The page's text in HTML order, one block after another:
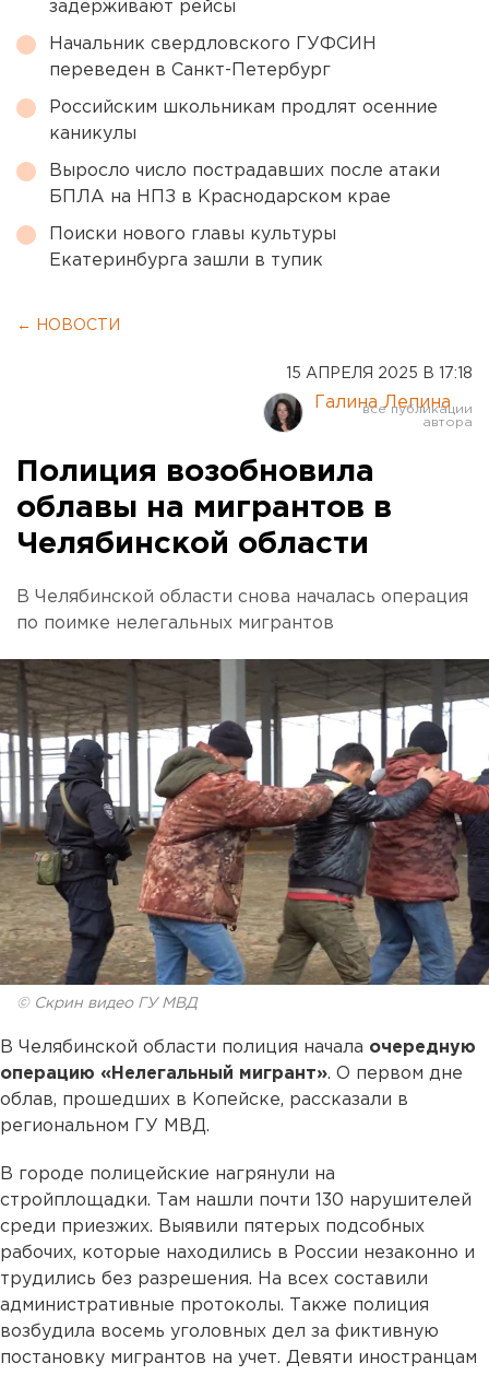
задерживают рейсы
Начальник свердловского ГУФСИН
переведен в Санкт-Петербург
Российским школьникам продлят осенние
каникулы
Выросло число пострадавших после атаки
БПЛА на НПЗ в Краснодарском крае
Поиски нового главы культуры
Екатеринбурга зашли в тупик
← НОВОСТИ
15 АПРЕЛЯ 2025 В 17:18
Галина Лепина
Полиция возобновила
облавы на мигрантов в
Челябинской области
В Челябинской области снова началась операция
по поимке нелегальных мигрантов
© Скрин видео ГУ МВД
В Челябинской области полиция начала очередную
операцию «Нелегальный мигрант». О первом дне
облав, прошедших в Копейске, рассказали в
региональном ГУ МВД.
В городе полицейские нагрянули на
стройплощадки. Там нашли почти 130 нарушителей
среди приезжих. Выявили пятерых подсобных
рабочих, которые находились в России незаконно и
трудились без разрешения. На всех составили
административные протоколы. Также полиция
возбудила восемь уголовных дел за фиктивную
постановку мигрантов на учет. Девяти иностранцам